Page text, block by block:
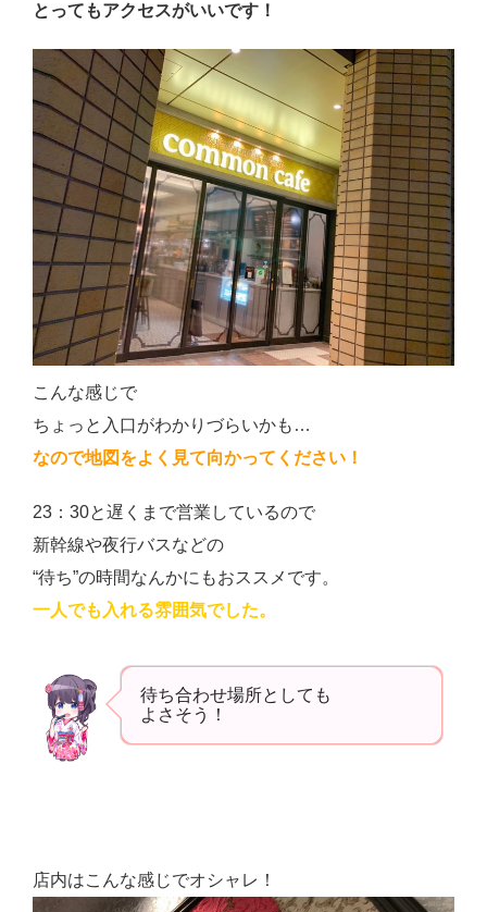
とってもアクセスがいいです！
こんな感じで
ちょっと入口がわかりづらいかも…
なので地図をよく見て向かってください！
23：30と遅くまで営業しているので
新幹線や夜行バスなどの
“待ち”の時間なんかにもおススメです。
一人でも入れる雰囲気でした。
待ち合わせ場所としても
よさそう！
店内はこんな感じでオシャレ！